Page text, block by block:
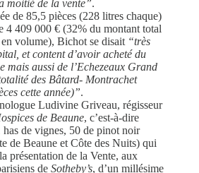
moitié de la vente”.
de 85,5 pièces (228 litres chaque)
4 409 000 € (32% du montant total
volume), Bichot se disait “très
et content d’avoir acheté du
mais aussi de l’Echezeaux Grand
des Bâtard- Montrachet
cette année)”.
Ludivine Griveau, régisseur
de Beaune, c’est-à-dire
has de vignes, 50 de pinot noir
de Beaune et Côte des Nuits) qui
présentation de la Vente, aux
de Sotheby’s, d’un millésime